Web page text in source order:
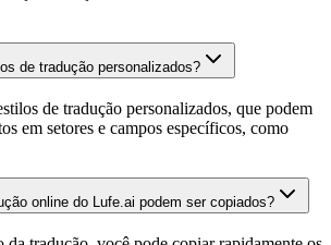
de tradução personalizados?
de tradução personalizados, que podem
em setores e campos específicos, como
online do Lufe.ai podem ser copiados?